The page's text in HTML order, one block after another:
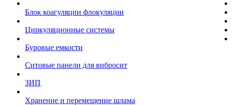
Блок коагуляции флокуляции
Циркуляционные системы
Буровые емкости
Ситовые панели для вибросит
ЗИП
Хранение и перемещение шлама